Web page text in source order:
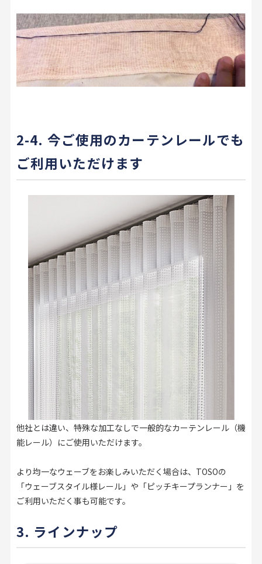
2-4. 今ご使用のカーテンレールでも
ご利用いただけます
他社とは違い、特殊な加工なしで一般的なカーテンレール（機
能レール）にご使用いただけます。
より均一なウェーブをお楽しみいただく場合は、TOSOの
「ウェーブスタイル様レール」や「ピッチキープランナー」を
ご利用いただく事も可能です。
3. ラインナップ